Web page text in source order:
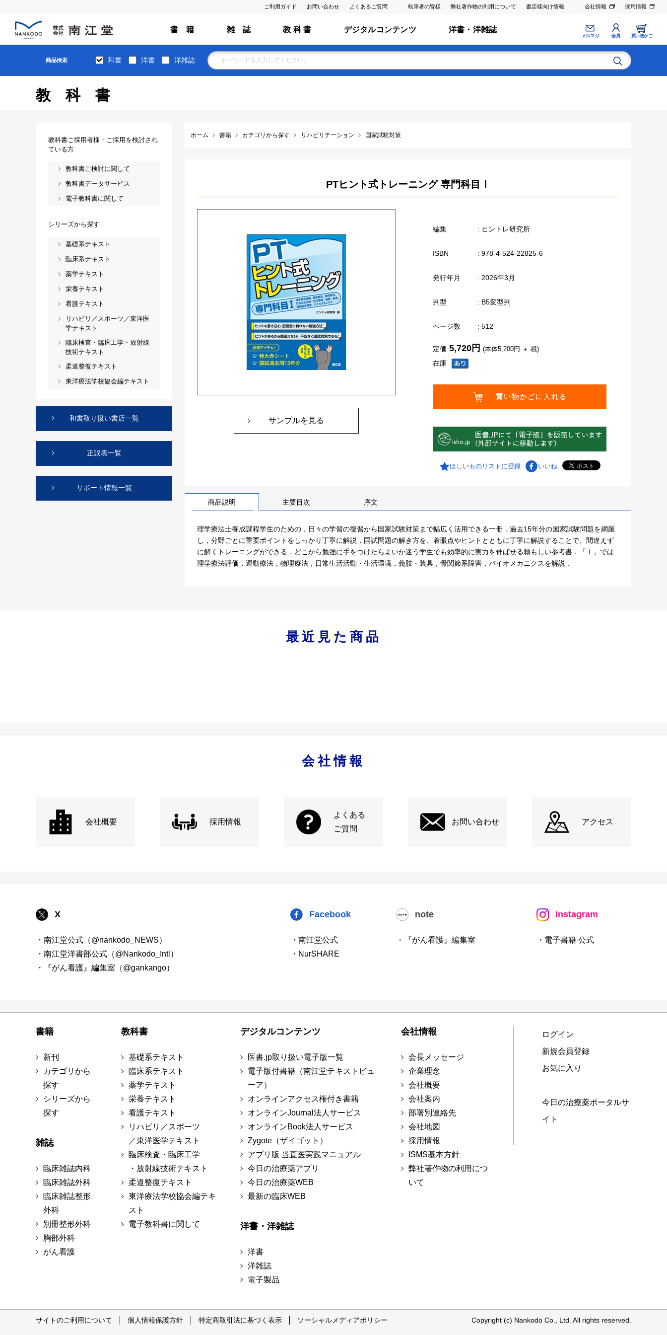
ご利用ガイド お問い合わせ よくあるご質問 執筆者の皆様 弊社著作物の利用について 書店様向け情報 会社情報 採用情報
書 籍 雑 誌 教 科 書 デジタルコンテンツ 洋書・洋雑誌
メルマガ 会員 買い物かご
商品検索 和書 洋書 洋雑誌
教科書
ホーム 書籍 カテゴリから探す リハビリテーション 国家試験対策
PTヒント式トレーニング 専門科目Ⅰ
サンプルを見る
編集 : ヒントレ研究所
ISBN : 978-4-524-22825-6
発行年月 : 2026年3月
判型 : B5変型判
ページ数 : 512
在庫
定価 5,720円 (本体5,200円 ＋ 税)
ほしいものリストに登録 いいね
商品説明 主要目次 序文
理学療法士養成課程学生のための，日々の学習の復習から国家試験対策まで幅広く活用できる一冊．過去15年分の国家試験問題を網羅
し，分野ごとに重要ポイントをしっかり丁寧に解説．国試問題の解き方を、着眼点やヒントとともに丁寧に解説することで、間違えず
に解くトレーニングができる．どこから勉強に手をつけたらよいか迷う学生でも効率的に実力を伸ばせる頼もしい参考書．「Ⅰ」では
理学療法評価，運動療法，物理療法，日常生活活動・生活環境，義肢・装具，骨関節系障害，バイオメカニクスを解説．
教科書ご採用者様・ご採用を検討され
ている方
教科書ご検討に関して
教科書データサービス
電子教科書に関して
シリーズから探す
基礎系テキスト
臨床系テキスト
薬学テキスト
栄養テキスト
看護テキスト
リハビリ／スポーツ／東洋医
学テキスト
臨床検査・臨床工学・放射線
技術テキスト
柔道整復テキスト
東洋療法学校協会編テキスト
和書取り扱い書店一覧
正誤表一覧
サポート情報一覧
最近見た商品
会社情報
会社概要 採用情報
よくある
ご質問
お問い合わせ アクセス
X
・南江堂公式（@nankodo_NEWS）
・南江堂洋書部公式（@Nankodo_Intl）
・『がん看護』編集室（@gankango）
Facebook
・南江堂公式
・NurSHARE
note
・『がん看護』編集室
Instagram
・電子書籍 公式
書籍
新刊
カテゴリから
探す
シリーズから
探す
雑誌
臨床雑誌内科
臨床雑誌外科
臨床雑誌整形
外科
別冊整形外科
胸部外科
がん看護
教科書
基礎系テキスト
臨床系テキスト
薬学テキスト
栄養テキスト
看護テキスト
リハビリ／スポーツ
／東洋医学テキスト
臨床検査・臨床工学
・放射線技術テキスト
柔道整復テキスト
東洋療法学校協会編テキ
スト
電子教科書に関して
デジタルコンテンツ
医書.jp取り扱い電子版一覧
電子版付書籍（南江堂テキストビュ
ーア）
オンラインアクセス権付き書籍
オンラインJournal法人サービス
オンラインBook法人サービス
Zygote（ザイゴット）
アプリ版 当直医実践マニュアル
今日の治療薬アプリ
今日の治療薬WEB
最新の臨床WEB
洋書・洋雑誌
洋書
洋雑誌
電子製品
会社情報
会長メッセージ
企業理念
会社概要
会社案内
部署別連絡先
会社地図
採用情報
ISMS基本方針
弊社著作物の利用につ
いて
ログイン
新規会員登録
お気に入り
今日の治療薬ポータルサ
イト
サイトのご利用について 個人情報保護方針 特定商取引法に基づく表示 ソーシャルメディアポリシー Copyright (c) Nankodo Co., Ltd. All rights reserved.